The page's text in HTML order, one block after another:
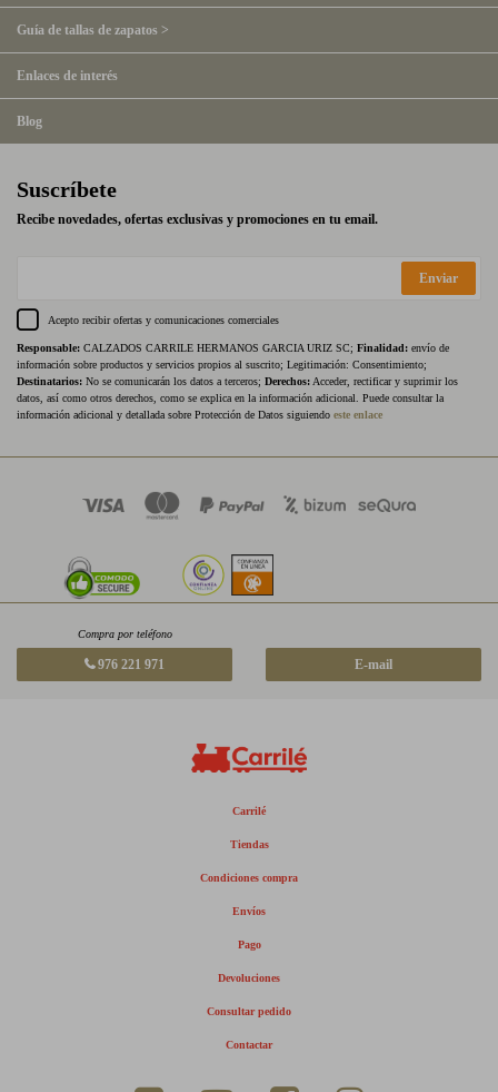
Guía de tallas de zapatos >
Enlaces de interés
Blog
Suscríbete
Recibe novedades, ofertas exclusivas y promociones en tu email.
Enviar
Acepto recibir ofertas y comunicaciones comerciales
Responsable: CALZADOS CARRILE HERMANOS GARCIA URIZ SC; Finalidad: envío de
información sobre productos y servicios propios al suscrito; Legitimación: Consentimiento;
Destinatarios: No se comunicarán los datos a terceros; Derechos: Acceder, rectificar y suprimir los
datos, así como otros derechos, como se explica en la información adicional. Puede consultar la
información adicional y detallada sobre Protección de Datos siguiendo este enlace
Compra por teléfono
976 221 971 E-mail
Carrilé
Tiendas
Condiciones compra
Envíos
Pago
Devoluciones
Consultar pedido
Contactar